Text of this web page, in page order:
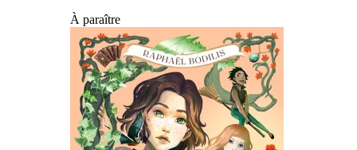
À paraître